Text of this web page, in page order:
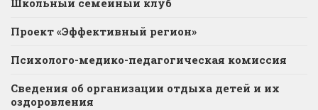
Школьный семейный клуб
Проект «Эффективный регион»
Психолого-медико-педагогическая комиссия
Сведения об организации отдыха детей и их
оздоровления